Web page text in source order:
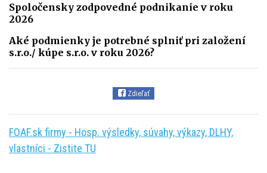
Spoločensky zodpovedné podnikanie v roku
2026
Aké podmienky je potrebné splniť pri založení
s.r.o./ kúpe s.r.o. v roku 2026?
Zdieľať
FOAF.sk firmy - Hosp. výsledky, súvahy, výkazy, DLHY,
vlastníci - Zistite TU